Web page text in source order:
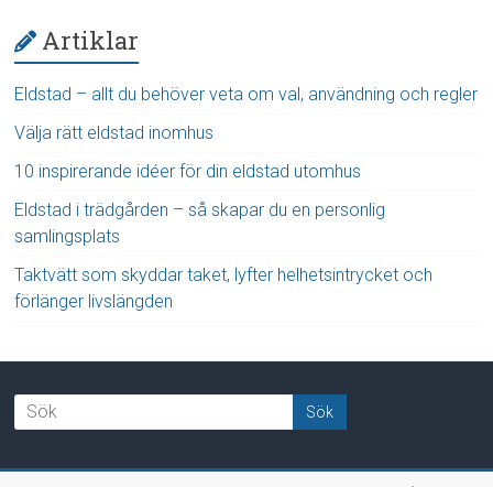
Artiklar
Eldstad – allt du behöver veta om val, användning och regler
Välja rätt eldstad inomhus
10 inspirerande idéer för din eldstad utomhus
Eldstad i trädgården – så skapar du en personlig
samlingsplats
Taktvätt som skyddar taket, lyfter helhetsintrycket och
förlänger livslängden